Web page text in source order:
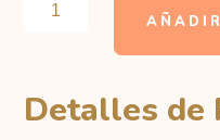
+
VIDEO
Detalles de